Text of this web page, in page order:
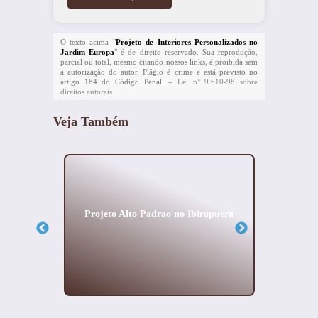
O texto acima "Projeto de Interiores Personalizados no
Jardim Europa" é de direito reservado. Sua reprodução,
parcial ou total, mesmo citando nossos links, é proibida sem
a autorização do autor. Plágio é crime e está previsto no
artigo 184 do Código Penal. –Lei n° 9.610-98 sobre
direitos autorais.
Veja Também
Projeto Alto Padrao no Ibirapuera